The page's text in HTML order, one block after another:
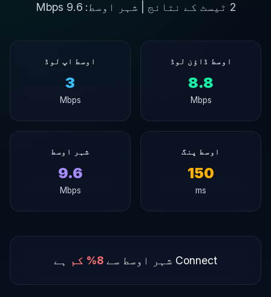
2 ٹیسٹ کے نتائج | شہر اوسط: 9.6 Mbps
اوسط ڈاؤن لوڈ
8.8
Mbps
اوسط اپ لوڈ
3
Mbps
اوسط پنگ
150
ms
شہر اوسط
9.6
Mbps
Connect شہر اوسط سے 8% کم ہے